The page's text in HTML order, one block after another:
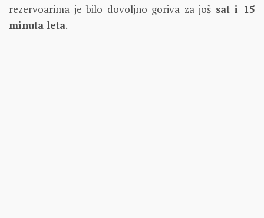
rezervoarima je bilo dovoljno goriva za još sat i 15
minuta leta.